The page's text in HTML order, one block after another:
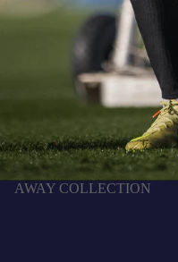
AWAY COLLECTION